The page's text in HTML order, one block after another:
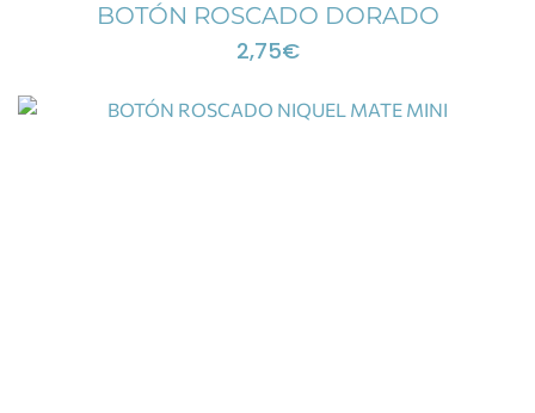
BOTÓN ROSCADO DORADO
2,75€